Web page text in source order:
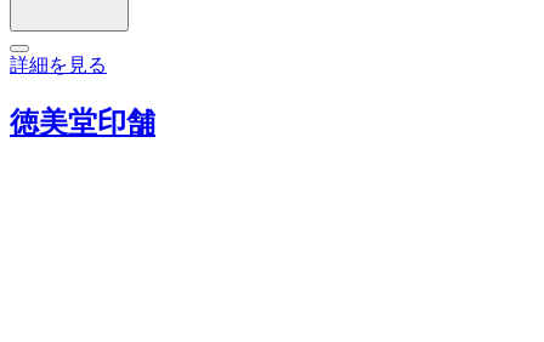
詳細を見る
徳美堂印舗